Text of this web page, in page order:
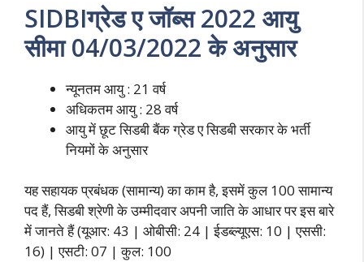
SIDBIग्रेड ए जॉब्स 2022 आयु
सीमा 04/03/2022 के अनुसार
न्यूनतम आयु : 21 वर्ष
अधिकतम आयु : 28 वर्ष
आयु में छूट सिडबी बैंक ग्रेड ए सिडबी सरकार के भर्ती
नियमों के अनुसार
यह सहायक प्रबंधक (सामान्य) का काम है, इसमें कुल 100 सामान्य
पद हैं, सिडबी श्रेणी के उम्मीदवार अपनी जाति के आधार पर इस बारे
में जानते हैं (यूआर: 43 | ओबीसी: 24 | ईडब्ल्यूएस: 10 | एससी:
16) | एसटी: 07 | कुल: 100